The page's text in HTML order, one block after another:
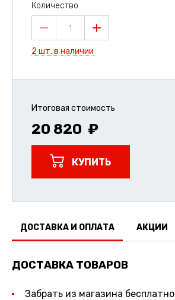
Количество
1
2 шт. в наличии
Итоговая стоимость
20 820
КУПИТЬ
ДОСТАВКА И ОПЛАТА АКЦИИ
ДОСТАВКА ТОВАРОВ
Забрать из магазина бесплатно